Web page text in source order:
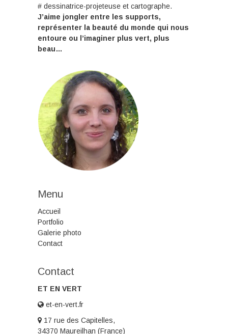
# dessinatrice-projeteuse et cartographe.
J’aime jongler entre les supports,
représenter la beauté du monde qui nous
entoure ou l’imaginer plus vert, plus
beau…
Menu
Accueil
Portfolio
Galerie photo
Contact
Contact
ET EN VERT
et-en-vert.fr
17 rue des Capitelles,
34370 Maureilhan (France)